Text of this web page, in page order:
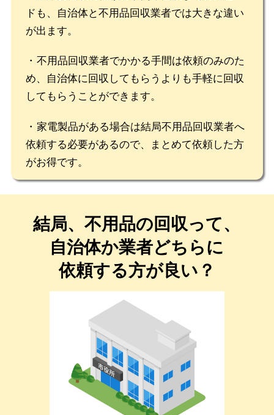
ドも、自治体と不用品回収業者では大きな違い
が出ます。
不用品回収業者でかかる手間は依頼のみのた
め、自治体に回収してもらうよりも手軽に回収
してもらうことができます。
家電製品がある場合は結局不用品回収業者へ
依頼する必要があるので、まとめて依頼した方
がお得です。
結局、不用品の回収って、
自治体か業者どちらに
依頼する方が良い？